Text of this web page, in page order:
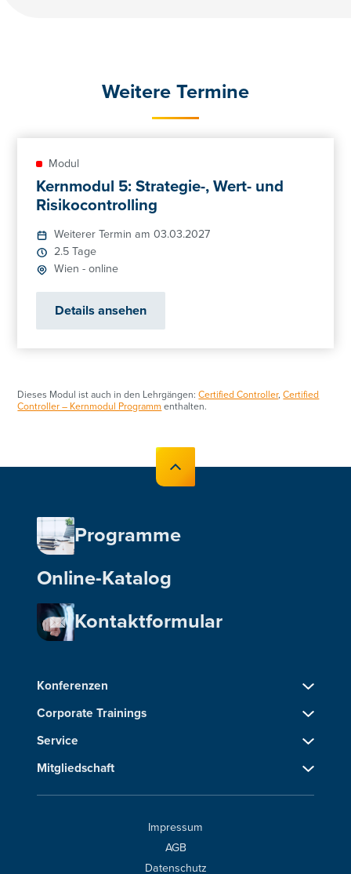
Weitere Termine
Modul
Kernmodul 5: Strategie-, Wert- und
Risikocontrolling
Weiterer Termin am 03.03.2027
2.5 Tage
Wien - online
Details ansehen
Dieses Modul ist auch in den Lehrgängen:Certified Controller,Certified
Controller – Kernmodul Programm enthalten.
Programme
Online-Katalog
Kontaktformular
Konferenzen
Corporate Trainings
Service
Mitgliedschaft
Impressum
AGB
Datenschutz